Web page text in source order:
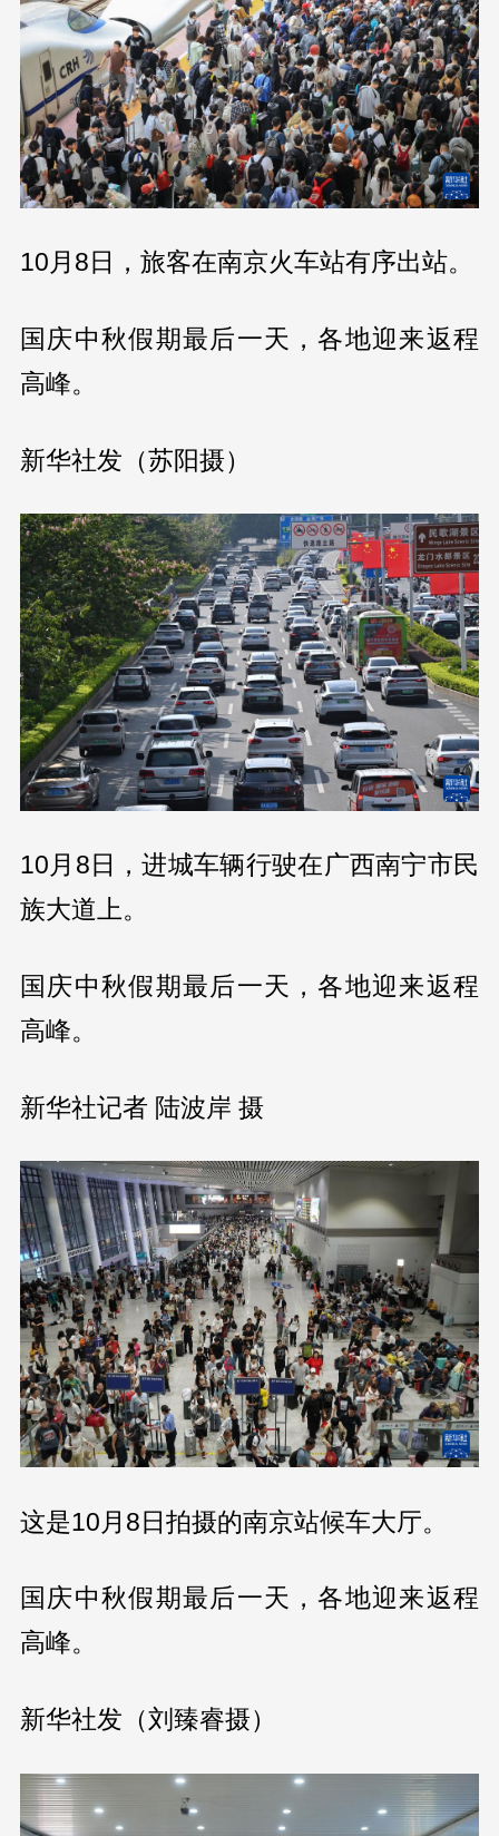
10月8日，旅客在南京火车站有序出站。
国庆中秋假期最后一天，各地迎来返程
高峰。
新华社发（苏阳摄）
10月8日，进城车辆行驶在广西南宁市民
族大道上。
国庆中秋假期最后一天，各地迎来返程
高峰。
新华社记者 陆波岸 摄
这是10月8日拍摄的南京站候车大厅。
国庆中秋假期最后一天，各地迎来返程
高峰。
新华社发（刘臻睿摄）